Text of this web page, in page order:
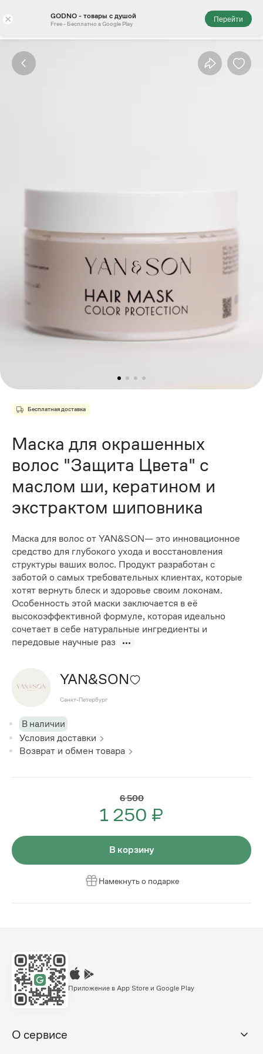
× GODNO - товары с душой
Free - Бесплатно в Google Play
Перейти
Бесплатная доставка
Маска для окрашенных
волос "Защита Цвета" с
маслом ши, кератином и
экстрактом шиповника
Маска для волос от YAN&SON— это инновационное
средство для глубокого ухода и восстановления
структуры ваших волос. Продукт разработан с
заботой о самых требовательных клиентах, которые
хотят вернуть блеск и здоровье своим локонам.
Особенность этой маски заключается в её
высокоэффективной формуле, которая идеально
сочетает в себе натуральные ингредиенты и
передовые научные раз
YAN&SON
Санкт-Петербург
В наличии
Условия доставки
Возврат и обмен товара
6 500
1 250 ₽
В корзину
Намекнуть о подарке
Приложение в App Store и Google Play
О сервисе